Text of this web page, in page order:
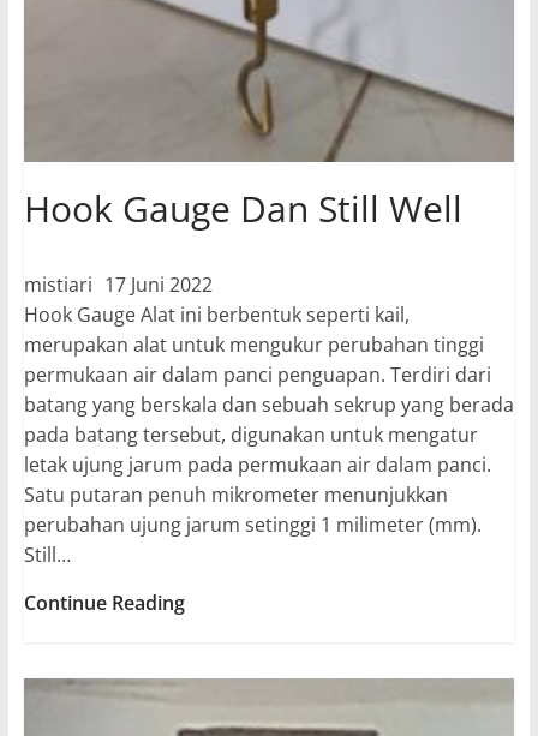
Hook Gauge Dan Still Well
mistiari 17 Juni 2022
Hook Gauge Alat ini berbentuk seperti kail,
merupakan alat untuk mengukur perubahan tinggi
permukaan air dalam panci penguapan. Terdiri dari
batang yang berskala dan sebuah sekrup yang berada
pada batang tersebut, digunakan untuk mengatur
letak ujung jarum pada permukaan air dalam panci.
Satu putaran penuh mikrometer menunjukkan
perubahan ujung jarum setinggi 1 milimeter (mm).
Still…
Continue ReadingHook
Well